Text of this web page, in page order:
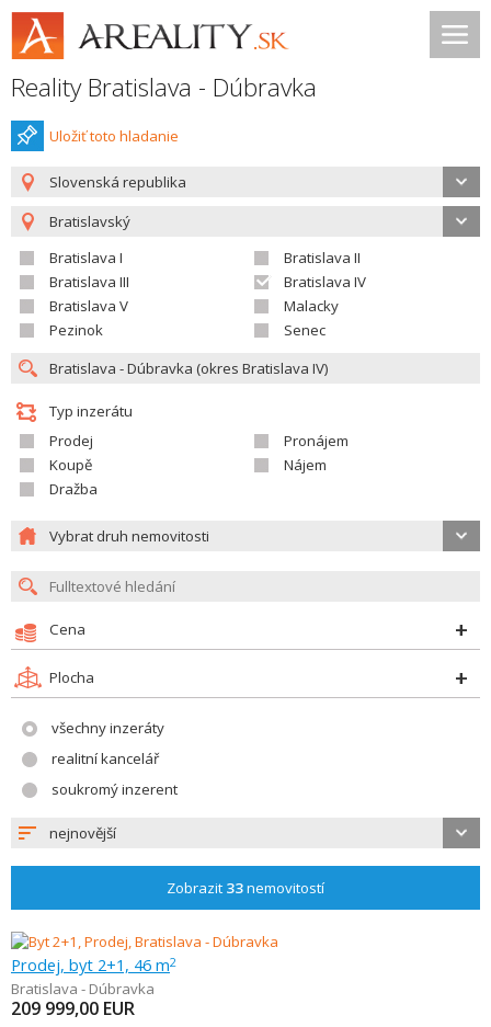
Reality Bratislava - Dúbravka
Uložiť toto hladanie
Slovenská republika
Bratislavský
Bratislava I
Bratislava II
Bratislava III
Bratislava IV
Bratislava V
Malacky
Pezinok
Senec
Typ inzerátu
Prodej
Pronájem
Koupě
Nájem
Dražba
Vybrat druh nemovitosti
Cena
Plocha
všechny inzeráty
realitní kancelář
soukromý inzerent
nejnovější
Zobrazit 33nemovitostí
Prodej, byt 2+1, 46 m2
Bratislava - Dúbravka
209 999,00 EUR